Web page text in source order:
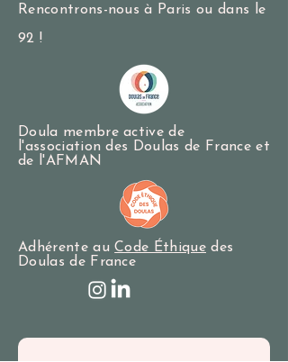
Rencontrons-nous à Paris ou dans le
92 !
Doula membre active de
l'association des Doulas de France et
de l'AFMAN
Adhérente auCode Éthique des
Doulas de France